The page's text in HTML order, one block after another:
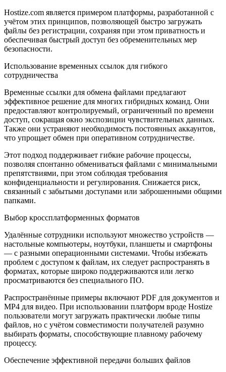
Hostize.com является примером платформы, разработанной с
учётом этих принципов, позволяющей быстро загружать
файлы без регистрации, сохраняя при этом приватность и
обеспечивая быстрый доступ без обременительных мер
безопасности.
Использование временных ссылок для гибкого
сотрудничества
Временные ссылки для обмена файлами предлагают
эффективное решение для многих гибридных команд. Они
предоставляют контролируемый, ограниченный по времени
доступ, сокращая окно экспозиции чувствительных данных.
Также они устраняют необходимость постоянных аккаунтов,
что упрощает обмен при оперативном сотрудничестве.
Этот подход поддерживает гибкие рабочие процессы,
позволяя спонтанно обмениваться файлами с минимальными
препятствиями, при этом соблюдая требования
конфиденциальности и регулирования. Снижается риск,
связанный с забытыми доступами или заброшенными общими
папками.
Выбор кроссплатформенных форматов
Удалённые сотрудники используют множество устройств —
настольные компьютеры, ноутбуки, планшеты и смартфоны
— с разными операционными системами. Чтобы избежать
проблем с доступом к файлам, их следует распространять в
форматах, которые широко поддерживаются или легко
просматриваются без специального ПО.
Распространённые примеры включают PDF для документов и
MP4 для видео. При использовании платформ вроде Hostize
пользователи могут загружать практически любые типы
файлов, но с учётом совместимости получателей разумно
выбирать форматы, способствующие плавному рабочему
процессу.
Обеспечение эффективной передачи больших файлов